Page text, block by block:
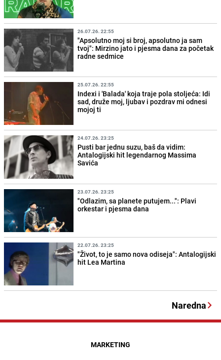
26.07.26. 22:55
"Apsolutno moj si broj, apsolutno ja sam
tvoj": Mirzino jato i pjesma dana za početak
radne sedmice
25.07.26. 22:55
Indexi i 'Balada' koja traje pola stoljeća: Idi
sad, druže moj, ljubav i pozdrav mi odnesi
mojoj ti
24.07.26. 23:25
Pusti bar jednu suzu, baš da vidim:
Antalogijski hit legendarnog Massima
Savića
23.07.26. 23:25
"Odlazim, sa planete putujem...": Plavi
orkestar i pjesma dana
22.07.26. 23:25
"Život, to je samo nova odiseja": Antalogijski
hit Lea Martina
Naredna
MARKETING